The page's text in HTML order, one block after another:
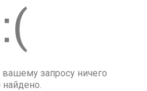
запросу ничего
найдено.